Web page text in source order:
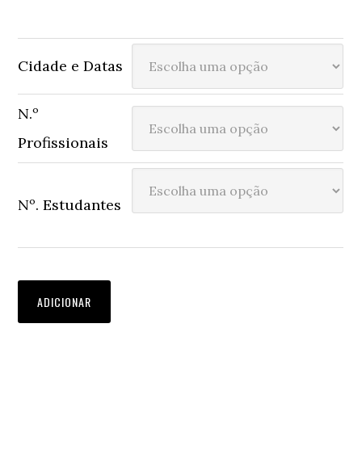
Cidade e Datas
N.º
Profissionais
Nº. Estudantes
ADICIONAR